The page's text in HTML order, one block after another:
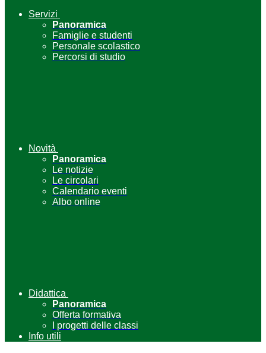
Servizi
Panoramica
Famiglie e studenti
Personale scolastico
Percorsi di studio
Novità
Panoramica
Le notizie
Le circolari
Calendario eventi
Albo online
Didattica
Panoramica
Offerta formativa
I progetti delle classi
Info utili